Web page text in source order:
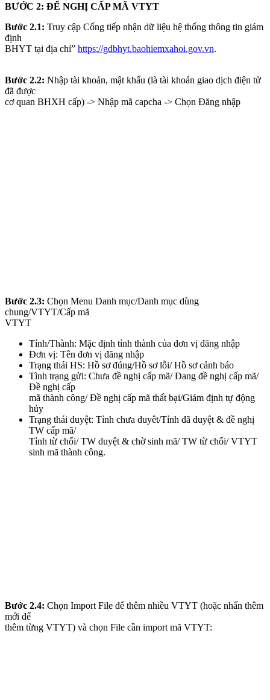
BƯỚC 2: ĐỂ NGHỊ CẤP MÃ VTYT
Bước 2.1: Truy cập Cổng tiếp nhận dữ liệu hệ thống thông tin giám
định
BHYT tại địa chỉ” https://gdbhyt.baohiemxahoi.gov.vn.
Bước 2.2: Nhập tài khoản, mật khẩu (là tài khoản giao dịch điện tử
đã được
cơ quan BHXH cấp) -> Nhập mã capcha -> Chọn Đăng nhập
Bước 2.3: Chọn Menu Danh mục/Danh mục dùng
chung/VTYT/Cấp mã
VTYT
Tỉnh/Thành: Mặc định tỉnh thành của đơn vị đăng nhập
Đơn vị: Tên đơn vị đăng nhập
Trạng thái HS: Hồ sơ đúng/Hồ sơ lỗi/ Hồ sơ cảnh báo
Tình trạng gửi: Chưa đề nghị cấp mã/ Đang đề nghị cấp mã/
Đề nghị cấp
mã thành công/ Đề nghị cấp mã thất bại/Giám định tự động
hủy
Trạng thái duyệt: Tỉnh chưa duyêt/Tỉnh đã duyệt & đề nghị
TW cấp mã/
Tỉnh từ chối/ TW duyệt & chờ sinh mã/ TW từ chối/ VTYT
sinh mã thành công.
Bước 2.4: Chọn Import File để thêm nhiều VTYT (hoặc nhấn thêm
mới để
thêm từng VTYT) và chọn File cần import mã VTYT: